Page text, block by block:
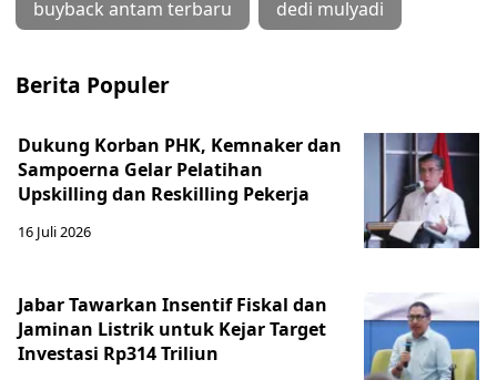
buyback antam terbaru dedi mulyadi
Berita Populer
Dukung Korban PHK, Kemnaker dan
Sampoerna Gelar Pelatihan
Upskilling dan Reskilling Pekerja
16 Juli 2026
Jabar Tawarkan Insentif Fiskal dan
Jaminan Listrik untuk Kejar Target
Investasi Rp314 Triliun